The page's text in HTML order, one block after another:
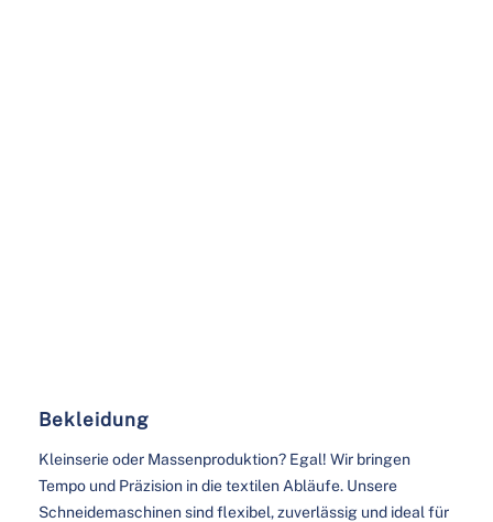
Bekleidung​
Kleinserie oder Massenproduktion? Egal! Wir bringen
Tempo und Präzision in die textilen Abläufe. Unsere
Schneidemaschinen sind flexibel, zuverlässig und ideal für